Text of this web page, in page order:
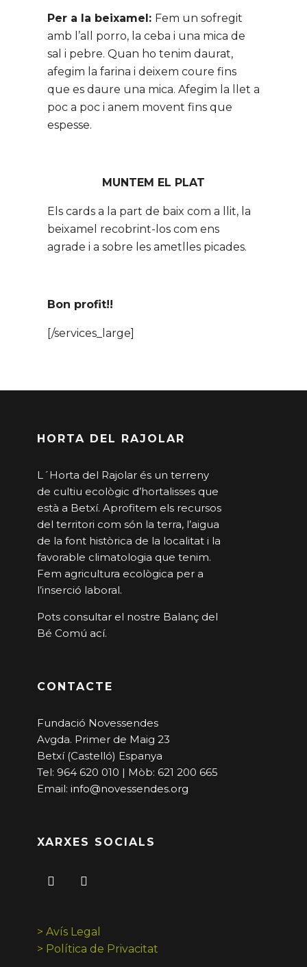
Per a la beixamel: Fem un sofregit
amb l’all porro, la ceba i una mica de
sal i pebre. Quan ho tenim daurat,
afegim la farina i deixem coure fins
que es daure una mica. Afegim la llet a
poc a poc i anem movent fins que
espesse.
MUNTEM EL PLAT
Els cards a la part de baix com a llit, la
beixamel recobrint-los com ens
agrade i a sobre les ametlles picades.
Bon profit!!
[/services_large]
HORTA DEL RAJOLAR
L´Horta del Rajolar és un terreny
de cultiu ecològic d’hortalisses que
està a Betxí. Aprofitem els recursos
del territori com són la terra, l’aigua
de la font històrica de la localitat i la
favorable climatologia que tenim.
Fem agricultura ecològica per a
l’inserció laboral.
Pots consultar el nostre Balanç del
Bé Comú ací.
CONTACTE
Fundació Novessendes
Avgda. Primer de Maig 23
Betxí (Castelló) Espanya
Tel: 964 620 010 | Mòb: 621 200 665
Email: info@novessendes.org
XARXES SOCIALS
> Avís Legal
> Política de Privacitat